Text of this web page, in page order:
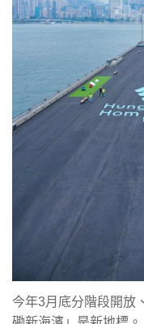
今年3月底分階段開放